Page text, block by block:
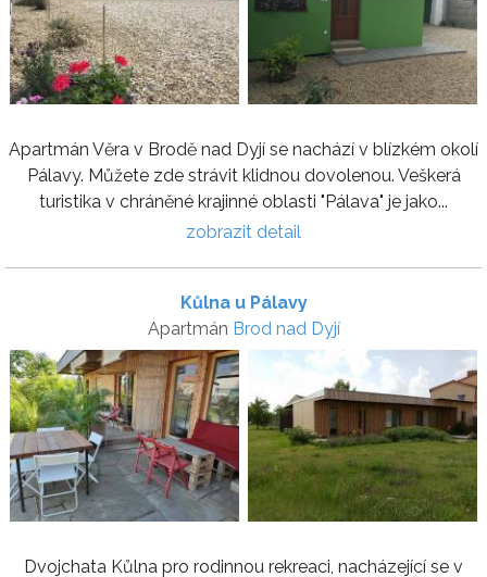
Apartmán Věra v Brodě nad Dyjí se nachází v blízkém okolí
Pálavy. Můžete zde strávit klidnou dovolenou. Veškerá
turistika v chráněné krajinné oblasti "Pálava" je jako...
zobrazit detail
Kůlna u Pálavy
Apartmán Brod nad Dyjí
Dvojchata Kůlna pro rodinnou rekreaci, nacházející se v